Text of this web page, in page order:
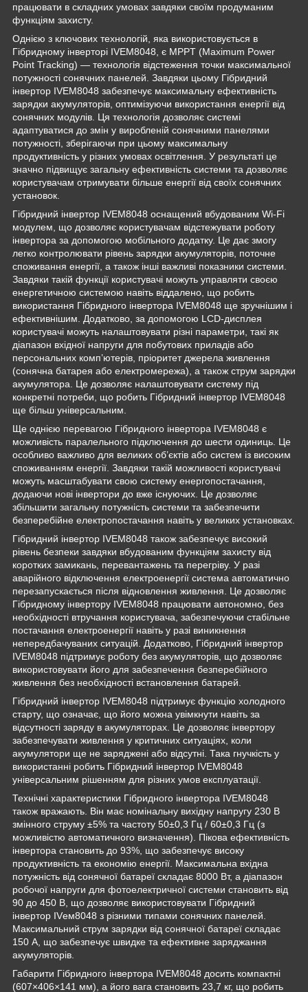
працювати в складних умовах завдяки своїм продуманим
функціям захисту.
Однією з ключових технологій, яка використовується в
Гібридному інверторі IVEM8048, є MPPT (Maximum Power
Point Tracking) — технологія відстеження точки максимальної
потужності сонячних панелей. Завдяки цьому Гібридний
інвертор IVEM8048 забезпечує максимальну ефективність
зарядки акумуляторів, оптимізуючи використання енергії від
сонячних модулів. Ця технологія дозволяє системі
адаптуватися до змін у виробленій сонячними панелями
потужності, зберігаючи при цьому максимальну
продуктивність у різних умовах освітлення. У результаті це
значно підвищує загальну ефективність системи та дозволяє
користувачам отримувати більше енергії від своїх сонячних
установок.
Гібридний інвертор IVEM8048 оснащений вбудованим Wi-Fi
модулем, що дозволяє користувачам відстежувати роботу
інвертора за допомогою мобільного додатку. Це дає змогу
легко контролювати рівень зарядки акумуляторів, поточне
споживання енергії, а також інші важливі показники системи.
Завдяки такій функції користувачі можуть управляти своєю
енергетичною системою навіть віддалено, що робить
використання Гібридного інвертора IVEM8048 ще зручнішим і
ефективнішим. Додатково, за допомогою LCD-дисплея
користувачі можуть налаштовувати різні параметри, такі як
діапазон вхідної напруги для побутових приладів або
персональних комп’ютерів, пріоритет джерела живлення
(сонячна батарея або електромережа), а також струм зарядки
акумулятора. Це дозволяє налаштовувати систему під
конкретні потреби, що робить Гібридний інвертор IVEM8048
ще більш універсальним.
Ще однією перевагою Гібридного інвертора IVEM8048 є
можливість паралельного підключення до шести одиниць. Це
особливо важливо для великих об’єктів або систем із високим
споживанням енергії. Завдяки такій можливості користувачі
можуть масштабувати свою систему енергопостачання,
додаючи нові інвертори до вже існуючих. Це дозволяє
збільшити загальну потужність системи та забезпечити
безперебійне електропостачання навіть у великих установках.
Гібридний інвертор IVEM8048 також забезпечує високий
рівень безпеки завдяки вбудованим функціям захисту від
коротких замикань, перевантажень та перегріву. У разі
аварійного відключення електроенергії система автоматично
перезапускається після відновлення живлення. Це дозволяє
Гібридному інвертору IVEM8048 працювати автономно, без
необхідності втручання користувача, забезпечуючи стабільне
постачання електроенергії навіть у разі виникнення
непередбачуваних ситуацій. Додатково, Гібридний інвертор
IVEM8048 підтримує роботу без акумуляторів, що дозволяє
використовувати його для забезпечення безперебійного
живлення без необхідності встановлення батарей.
Гібридний інвертор IVEM8048 підтримує функцію холодного
старту, що означає, що його можна увімкнути навіть за
відсутності заряду в акумуляторах. Це дозволяє інвертору
забезпечувати живлення у критичних ситуаціях, коли
акумулятори ще не заряджені або відсутні. Така гнучкість у
використанні робить Гібридний інвертор IVEM8048
універсальним рішенням для різних умов експлуатації.
Технічні характеристики Гібридного інвертора IVEM8048
також вражають. Він має номінальну вихідну напругу 230 В
змінного струму ±5% та частоту 50±0,3 Гц / 60±0,3 Гц (з
можливістю автоматичного визначення). Пікова ефективність
інвертора становить до 93%, що забезпечує високу
продуктивність та економію енергії. Максимальна вхідна
потужність від сонячної батареї складає 8000 Вт, а діапазон
робочої напруги для фотоелектричної системи становить від
90 до 450 В, що дозволяє використовувати Гібридний
інвертор IVем8048 з різними типами сонячних панелей.
Максимальний струм зарядки від сонячної батареї складає
150 А, що забезпечує швидке та ефективне заряджання
акумуляторів.
Габарити Гібридного інвертора IVEM8048 досить компактні
(607×406×141 мм), а його вага становить 23,7 кг, що робить